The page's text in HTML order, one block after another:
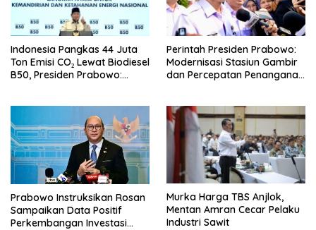
Indonesia Pangkas 44 Juta
Ton Emisi CO₂ Lewat Biodiesel
B50, Presiden Prabowo:
Perintah Presiden Prabowo:
Modernisasi Stasiun Gambir
dan Percepatan Penanganan
Prabowo Instruksikan Rosan
Sampaikan Data Positif
Perkembangan Investasi
Murka Harga TBS Anjlok,
Mentan Amran Cecar Pelaku
Industri Sawit